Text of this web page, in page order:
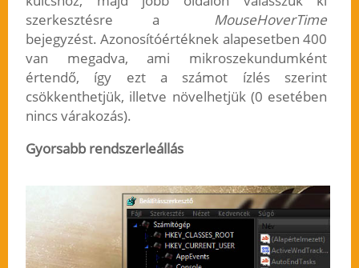
szerkesztésre a
MouseHoverTime
bejegyzést. Azonosítóértéknek alapesetben 400
van megadva, ami mikroszekundumként
értendő, így ezt a számot ízlés szerint
csökkenthetjük, illetve növelhetjük (0 esetében
nincs várakozás).
Gyorsabb rendszerleállás